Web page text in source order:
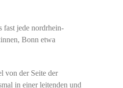
fast jede nordrhein-
Bonn etwa
von der Seite der
in einer leitenden und